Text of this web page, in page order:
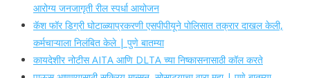
आरोग्य जनजागृती रील स्पर्धा आयोजन
कॅश फॉर डिग्री घोटाळ्याप्रकरणी एसपीपीयूने पोलिसात तक्रार दाखल केली,
कर्मचाऱ्याला निलंबित केले | पुणे बातम्या
कायदेशीर नोटीस AITA आणि DLTA च्या निष्कासनासाठी कॉल करते